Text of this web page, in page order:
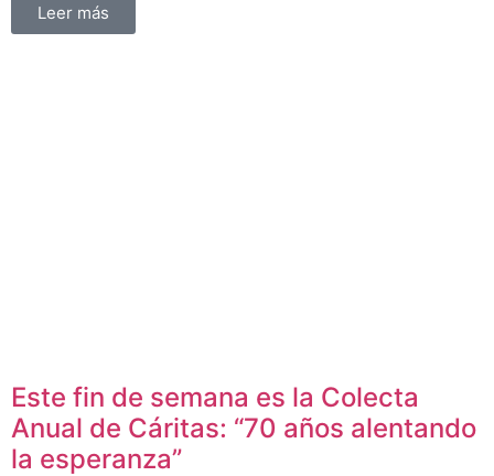
Leer más
Este fin de semana es la Colecta
Anual de Cáritas: “70 años alentando
la esperanza”